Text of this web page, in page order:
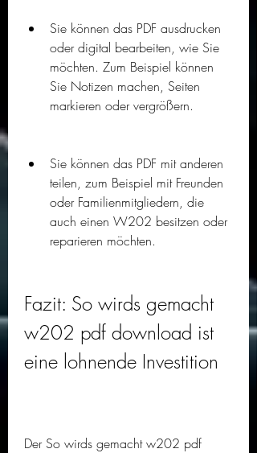
Sie können das PDF ausdrucken
oder digital bearbeiten, wie Sie
möchten. Zum Beispiel können
Sie Notizen machen, Seiten
markieren oder vergrößern.
Sie können das PDF mit anderen
teilen, zum Beispiel mit Freunden
oder Familienmitgliedern, die
auch einen W202 besitzen oder
reparieren möchten.
Fazit: So wirds gemacht
w202 pdf download ist
eine lohnende Investition
Der So wirds gemacht w202 pdf